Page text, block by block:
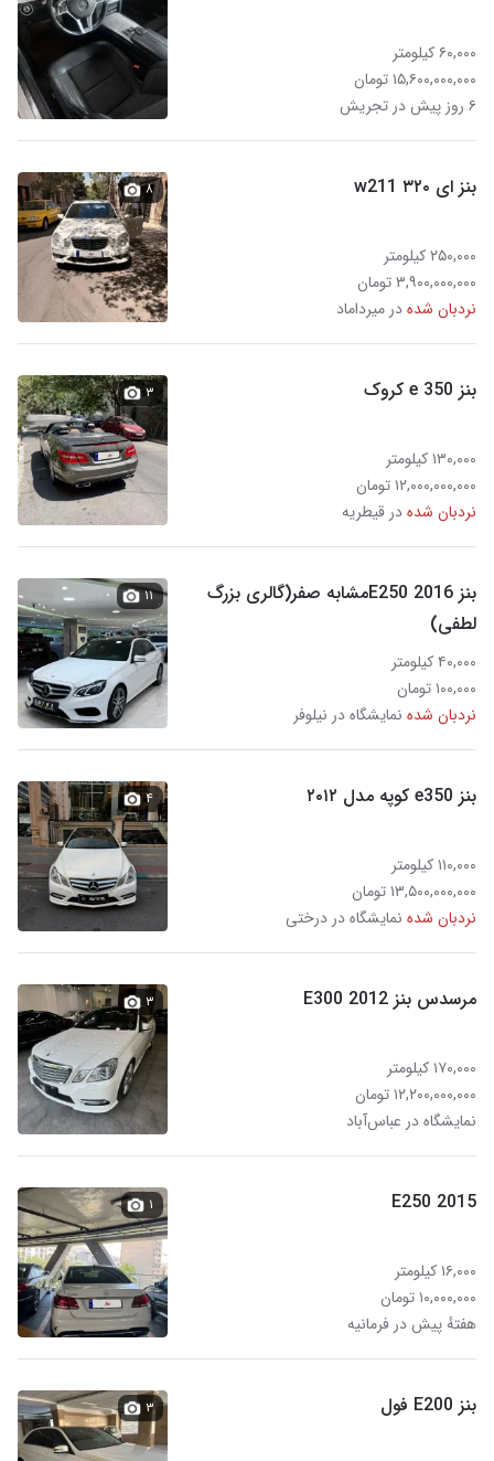
۶۰,۰۰۰ کیلومتر
۱۵,۶۰۰,۰۰۰,۰۰۰ تومان
۶ روز پیش در تجریش
بنز ای ۳۲۰ w211
۲۵۰,۰۰۰ کیلومتر
۳,۹۰۰,۰۰۰,۰۰۰ تومان
نردبان شدهدر میرداماد
۸
بنز e 350 کروک
۱۳۰,۰۰۰ کیلومتر
۱۲,۰۰۰,۰۰۰,۰۰۰ تومان
نردبان شدهدر قیطریه
۳
بنز E250 2016مشابه صفر(گالری بزرگ
لطفی)
۴۰,۰۰۰ کیلومتر
۱۰۰,۰۰۰ تومان
نردبان شده نمایشگاه در نیلوفر
۱۱
بنز e350 کوپه مدل ۲۰۱۲
۱۱۰,۰۰۰ کیلومتر
۱۳,۵۰۰,۰۰۰,۰۰۰ تومان
نردبان شده نمایشگاه در درختی
۴
مرسدس بنز E300 2012
۱۷۰,۰۰۰ کیلومتر
۱۲,۲۰۰,۰۰۰,۰۰۰ تومان
نمایشگاه در عباس‌آباد
۳
E250 2015
۱۶,۰۰۰ کیلومتر
۱۰,۰۰۰,۰۰۰ تومان
هفتهٔ پیش در فرمانیه
۱
بنز E200 فول ۳